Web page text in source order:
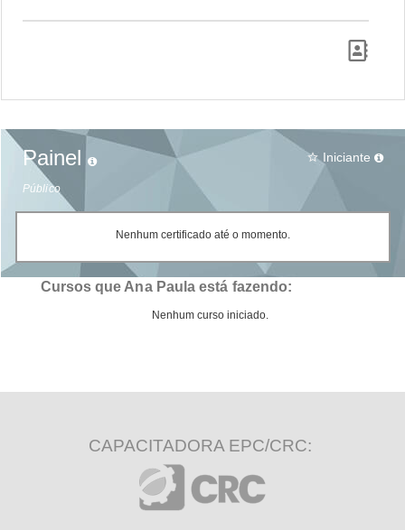
Painel
Público
star_border Iniciante
Nenhum certificado até o momento.
Cursos que Ana Paula está fazendo:
Nenhum curso iniciado.
CAPACITADORA EPC/CRC: